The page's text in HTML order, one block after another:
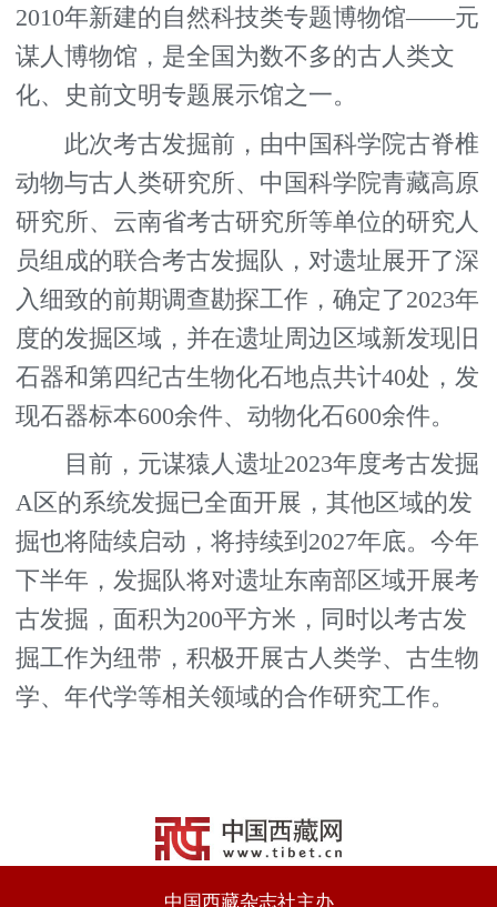
2010年新建的自然科技类专题博物馆——元
谋人博物馆，是全国为数不多的古人类文
化、史前文明专题展示馆之一。
此次考古发掘前，由中国科学院古脊椎
动物与古人类研究所、中国科学院青藏高原
研究所、云南省考古研究所等单位的研究人
员组成的联合考古发掘队，对遗址展开了深
入细致的前期调查勘探工作，确定了2023年
度的发掘区域，并在遗址周边区域新发现旧
石器和第四纪古生物化石地点共计40处，发
现石器标本600余件、动物化石600余件。
目前，元谋猿人遗址2023年度考古发掘
A区的系统发掘已全面开展，其他区域的发
掘也将陆续启动，将持续到2027年底。今年
下半年，发掘队将对遗址东南部区域开展考
古发掘，面积为200平方米，同时以考古发
掘工作为纽带，积极开展古人类学、古生物
学、年代学等相关领域的合作研究工作。
中国西藏杂志社主办